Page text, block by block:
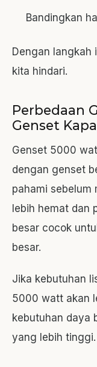
Bandingkan
Dengan langkah
kita hindari.
Perbedaan
Genset
Genset 5000
dengan genset
pahami
lebih hemat dan
besar cocok
besar.
Jika kebutuhan
5000 watt akan
kebutuhan daya
yang lebih tinggi.